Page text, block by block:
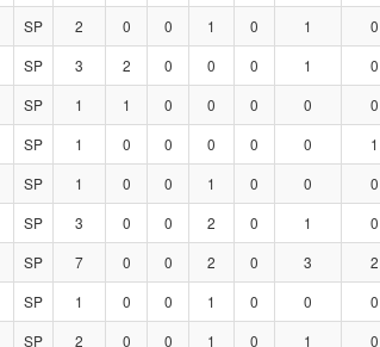
SP 2 0 0 1 0 1 0
SP 3 2 0 0 0 1 0
SP 1 1 0 0 0 0 0
SP 1 0 0 0 0 0 1
SP 1 0 0 1 0 0 0
SP 3 0 0 2 0 1 0
SP 7 0 0 2 0 3 2
SP 1 0 0 1 0 0 0
SP 2 0 0 1 0 1 0